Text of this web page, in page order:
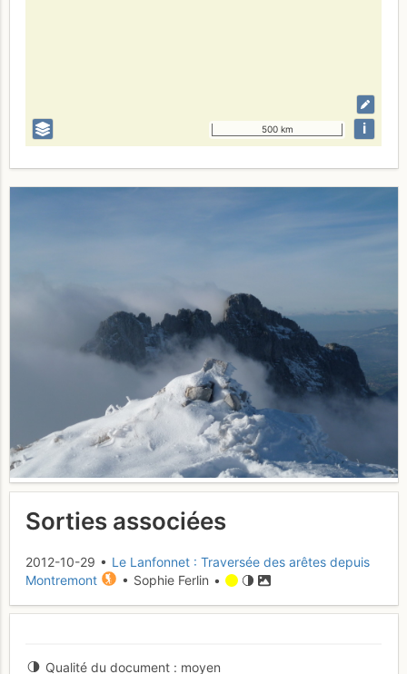
500 km i
Sorties associées
2012-10-29 • Le Lanfonnet : Traversée des arêtes depuis
Montremont
• Sophie Ferlin •
Qualité du document moyen